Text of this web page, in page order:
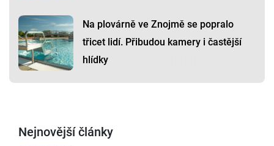
Na plovárně ve Znojmě se popralo
třicet lidí. Přibudou kamery i častější
hlídky
Nejnovější články